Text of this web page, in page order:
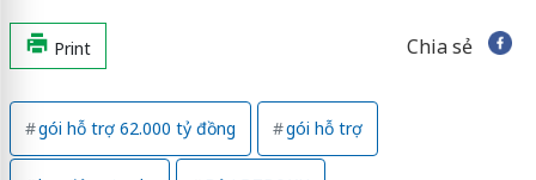
Print Chia sẻ
gói hỗ trợ 62.000 tỷ đồng gói hỗ trợ